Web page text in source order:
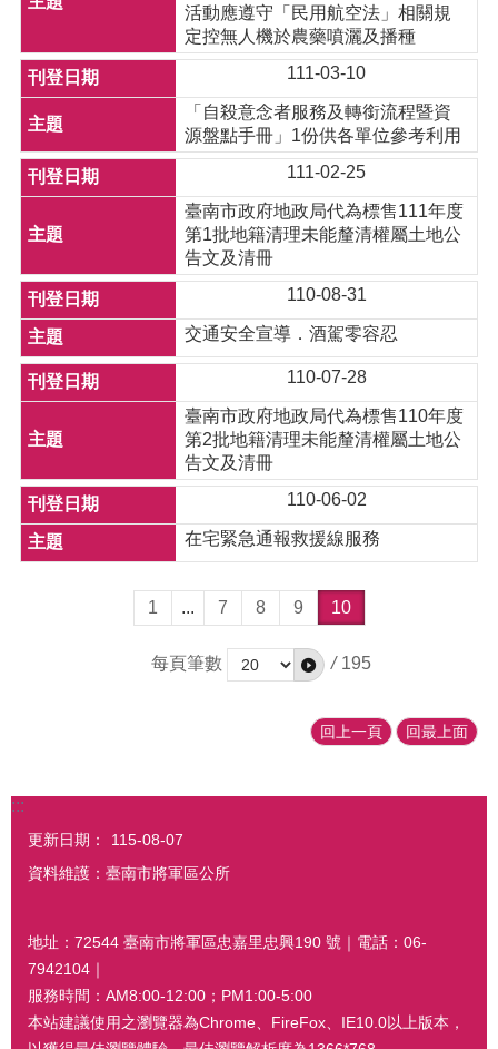
活動應遵守「民用航空法」相關規
定控無人機於農藥噴灑及播種
111-03-10
「自殺意念者服務及轉銜流程暨資
源盤點手冊」1份供各單位參考利用
111-02-25
臺南市政府地政局代為標售111年度
第1批地籍清理未能釐清權屬土地公
告文及清冊
110-08-31
交通安全宣導．酒駕零容忍
110-07-28
臺南市政府地政局代為標售110年度
第2批地籍清理未能釐清權屬土地公
告文及清冊
110-06-02
在宅緊急通報救援線服務
1 ... 7 8 9 10
每頁筆數 / 195
回上一頁 回最上面
:::
更新日期：
115-08-07
資料維護：臺南市將軍區公所
地址：72544 臺南市將軍區忠嘉里忠興190 號｜電話：06-
7942104｜
服務時間：AM8:00-12:00；PM1:00-5:00
本站建議使用之瀏覽器為Chrome、FireFox、IE10.0以上版本，